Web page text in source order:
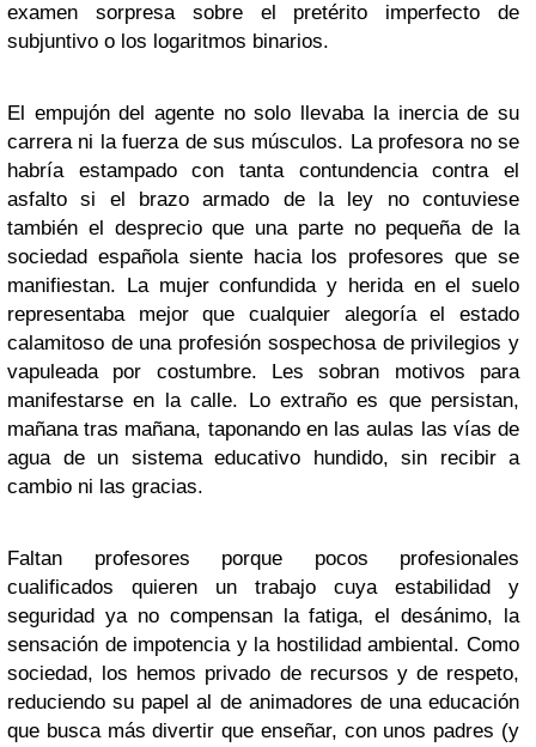
examen sorpresa sobre el pretérito imperfecto de
subjuntivo o los logaritmos binarios.
El empujón del agente no solo llevaba la inercia de su
carrera ni la fuerza de sus músculos. La profesora no se
habría estampado con tanta contundencia contra el
asfalto si el brazo armado de la ley no contuviese
también el desprecio que una parte no pequeña de la
sociedad española siente hacia los profesores que se
manifiestan. La mujer confundida y herida en el suelo
representaba mejor que cualquier alegoría el estado
calamitoso de una profesión sospechosa de privilegios y
vapuleada por costumbre. Les sobran motivos para
manifestarse en la calle. Lo extraño es que persistan,
mañana tras mañana, taponando en las aulas las vías de
agua de un sistema educativo hundido, sin recibir a
cambio ni las gracias.
Faltan profesores porque pocos profesionales
cualificados quieren un trabajo cuya estabilidad y
seguridad ya no compensan la fatiga, el desánimo, la
sensación de impotencia y la hostilidad ambiental. Como
sociedad, los hemos privado de recursos y de respeto,
reduciendo su papel al de animadores de una educación
que busca más divertir que enseñar, con unos padres (y